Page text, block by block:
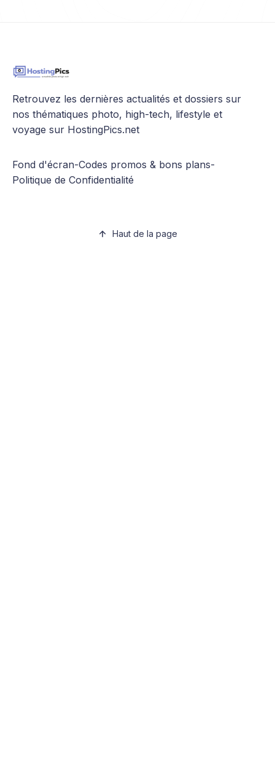
Retrouvez les dernières actualités et dossiers sur
nos thématiques photo, high-tech, lifestyle et
voyage sur HostingPics.net
Fond d'écran-Codes promos & bons plans-
Politique de Confidentialité
Haut de la page